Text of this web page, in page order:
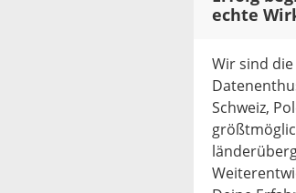
echte
Wir sind
Schweiz,